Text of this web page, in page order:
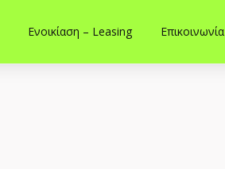
Ενοικίαση – Leasing Επικοινωνία